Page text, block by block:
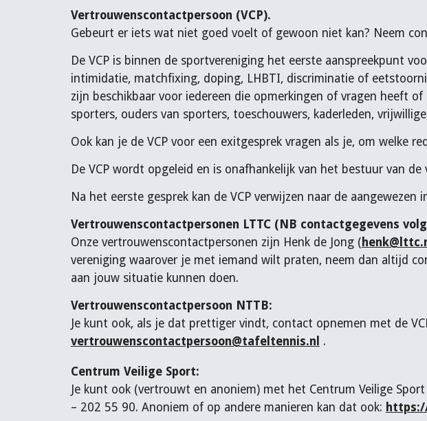
Vertrouwenscontactpersoon (VCP).
Gebeurt er iets wat niet goed voelt of gewoon niet kan? Neem
De VCP is binnen de sportvereniging het eerste aanspreekpunt
intimidatie, matchfixing, doping, LHBTI, discriminatie of
zijn beschikbaar voor iedereen die opmerkingen of vragen heeft
sporters, ouders van sporters, toeschouwers, kaderleden,
Ook kan je de VCP voor een exitgesprek vragen als je, om welke
De VCP wordt opgeleid en is onafhankelijk van het bestuur van de
Na het eerste gesprek kan de VCP verwijzen naar de aangewezen
Vertrouwenscontactpersonen LTTC (NB contactgegevens
Onze vertrouwenscontactpersonen zijn Henk de Jong (
vereniging waarover je met iemand wilt praten, neem dan altijd
aan jouw situatie kunnen doen.
Vertrouwenscontactpersoon NTTB:
Je kunt ook, als je dat prettiger vindt, contact opnemen met de
vertrouwenscontactpersoon@tafeltennis.nl .
Centrum Veilige Sport:
Je kunt ook (vertrouwt en anoniem) met het Centrum Veilige
– 202 55 90. Anoniem of op andere manieren kan dat ook: